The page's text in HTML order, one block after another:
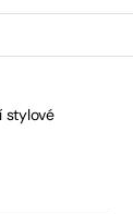
stylové